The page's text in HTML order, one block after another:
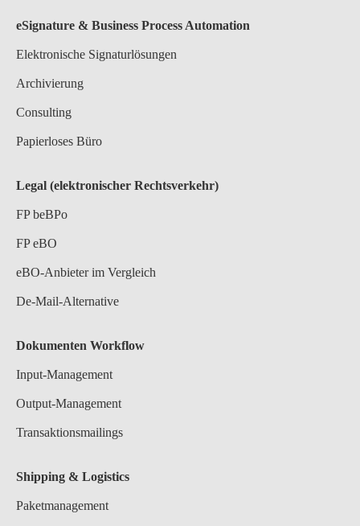
eSignature & Business Process Automation
Elektronische Signaturlösungen
Archivierung
Consulting
Papierloses Büro
Legal (elektronischer Rechtsverkehr)
FP beBPo
FP eBO
eBO-Anbieter im Vergleich
De-Mail-Alternative
Dokumenten Workflow
Input-Management
Output-Management
Transaktionsmailings
Shipping & Logistics
Paketmanagement